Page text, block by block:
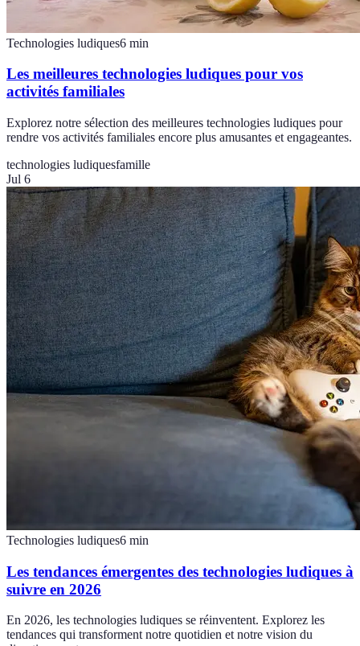
Technologies ludiques6 min
Les meilleures technologies ludiques pour vos
activités familiales
Explorez notre sélection des meilleures technologies ludiques pour
rendre vos activités familiales encore plus amusantes et engageantes.
technologies ludiquesfamille
Jul 6
Technologies ludiques6 min
Les tendances émergentes des technologies ludiques à
suivre en 2026
En 2026, les technologies ludiques se réinventent. Explorez les
tendances qui transforment notre quotidien et notre vision du